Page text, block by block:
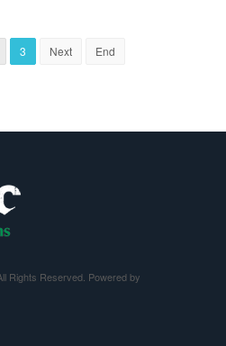
3 Next End
Rights Reserved. Powered by